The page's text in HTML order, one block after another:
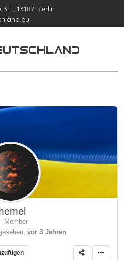
, 13187 Berlin
Member
vor 3 Jahren